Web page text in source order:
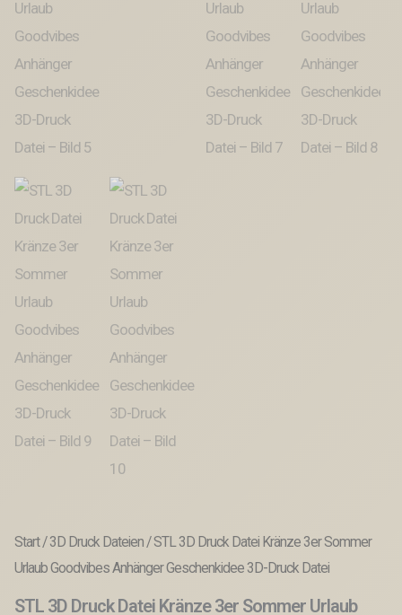
Start/3D Druck Dateien/ STL 3D Druck Datei Kränze 3er Sommer
Urlaub Goodvibes Anhänger Geschenkidee 3D-Druck Datei
STL 3D Druck Datei Kränze 3er Sommer Urlaub